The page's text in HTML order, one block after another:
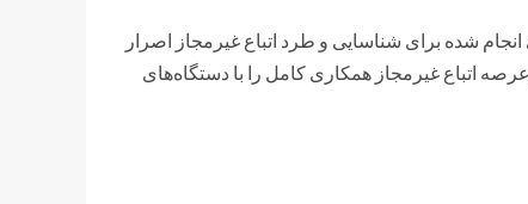
شده برای شناسایی و طرد اتباع غیرمجاز اصرار
اتباع غیرمجاز همکاری کامل را با دستگاه‌های